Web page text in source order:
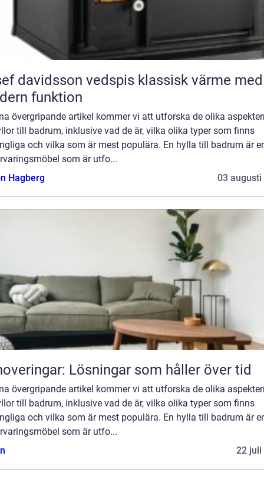
vedspis klassisk värme med
funktion
övergripande artikel kommer vi att utforska de olika
till badrum, inklusive vad de är, vilka olika typer som finns
och vilka som är mest populära. En hylla till badrum är
som är utfo...
Hagberg
03 augusti
Lösningar som håller över tid
övergripande artikel kommer vi att utforska de olika
till badrum, inklusive vad de är, vilka olika typer som finns
och vilka som är mest populära. En hylla till badrum är
som är utfo...
22 juli